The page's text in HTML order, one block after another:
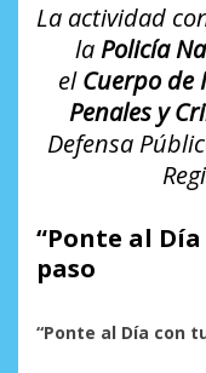
La actividad
laPolicía
elCuerpo de
Penales y
Defensa
“Ponte al
paso
“Ponte al Día con